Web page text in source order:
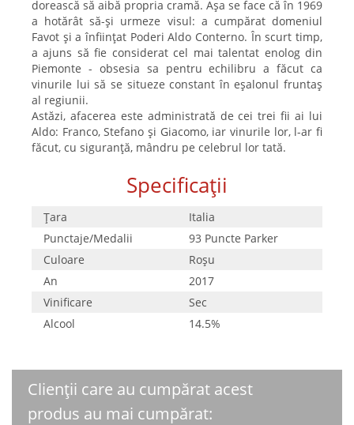
dorească să aibă propria cramă. Așa se face că în 1969
a hotărât să-și urmeze visul: a cumpărat domeniul
Favot și a înființat Poderi Aldo Conterno. În scurt timp,
a ajuns să fie considerat cel mai talentat enolog din
Piemonte - obsesia sa pentru echilibru a făcut ca
vinurile lui să se situeze constant în eșalonul fruntaș
al regiunii.
Astăzi, afacerea este administrată de cei trei fii ai lui
Aldo: Franco, Stefano și Giacomo, iar vinurile lor, l-ar fi
făcut, cu siguranță, mândru pe celebrul lor tată.
Specificații
Țara
Italia
Punctaje/Medalii
93 Puncte Parker
Culoare
Roşu
An
2017
Vinificare
Sec
Alcool
14.5%
Clienții care au cumpărat acest
produs au mai cumpărat: